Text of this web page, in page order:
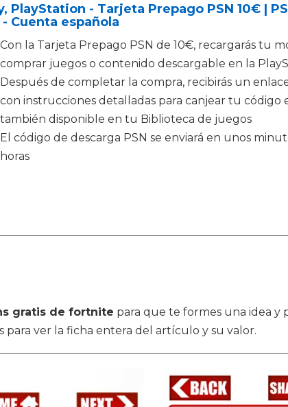
PlayStation - Tarjeta Prepago PSN 10€ |
- Cuenta española
Con la Tarjeta Prepago PSN de 10€, recargarás tu
comprar juegos o contenido descargable en la
Después de completar la compra, recibirás un
con instrucciones detalladas para canjear tu código
también disponible en tu Biblioteca de juegos
El código de descarga PSN se enviará en unos
horas
gratis de fortnite para que te formes una idea y
ver la ficha entera del artículo y su valor.